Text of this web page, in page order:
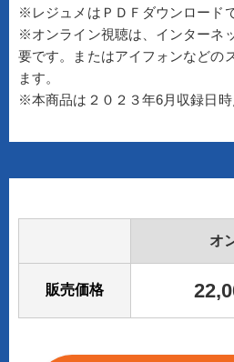
※レジュメはＰＤＦダウンロード
※オンライン視聴は、インターネ
要です。またはアイフォンなどの
ます。
※本商品は２０２３年6月収録日時
オ
販売価格